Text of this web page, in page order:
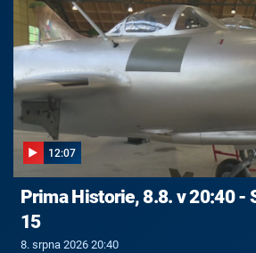
12:07
Prima Historie, 8.8. v 20:40 -
15
8. srpna 2026 20:40